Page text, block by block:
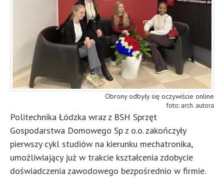
Obrony odbyły się oczywiście online
arch. autora
Politechnika Łódzka wraz z BSH Sprzęt
Gospodarstwa Domowego Sp z o.o. zakończyły
pierwszy cykl studiów na kierunku mechatronika,
umożliwiający już w trakcie kształcenia zdobycie
doświadczenia zawodowego bezpośrednio w firmie.